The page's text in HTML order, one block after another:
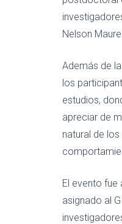
Nelson
Además de
los
estudios,
apreciar de
natural de
El evento fue
asignado al